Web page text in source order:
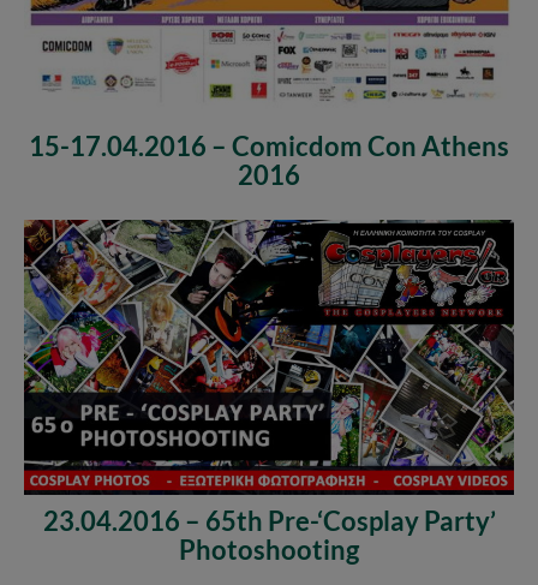
15-17.04.2016 – Comicdom Con Athens
2016
23.04.2016 – 65th Pre-‘Cosplay Party’
Photoshooting